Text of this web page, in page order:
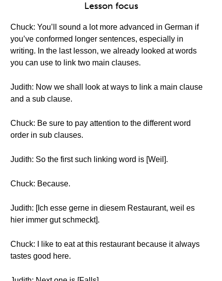
Lesson focus
Chuck: You’ll sound a lot more advanced in German if
you’ve conformed longer sentences, especially in
writing. In the last lesson, we already looked at words
you can use to link two main clauses.
Judith: Now we shall look at ways to link a main clause
and a sub clause.
Chuck: Be sure to pay attention to the different word
order in sub clauses.
Judith: So the first such linking word is [Weil].
Chuck: Because.
Judith: [Ich esse gerne in diesem Restaurant, weil es
hier immer gut schmeckt].
Chuck: I like to eat at this restaurant because it always
tastes good here.